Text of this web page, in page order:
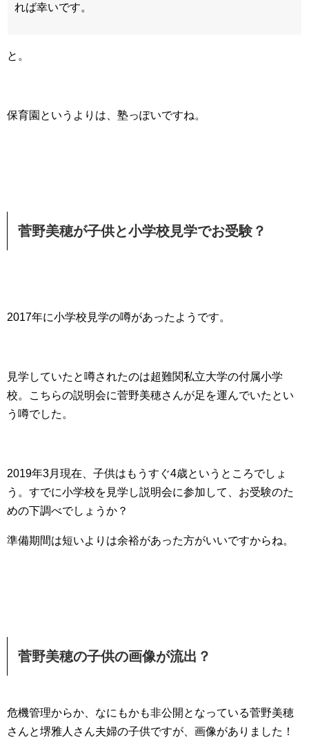
れば幸いです。
と。
保育園というよりは、塾っぽいですね。
菅野美穂が子供と小学校見学でお受験？
2017年に小学校見学の噂があったようです。
見学していたと噂されたのは超難関私立大学の付属小学
校。こちらの説明会に菅野美穂さんが足を運んでいたとい
う噂でした。
2019年3月現在、子供はもうすぐ4歳というところでしょ
う。すでに小学校を見学し説明会に参加して、お受験のた
めの下調べでしょうか？
準備期間は短いよりは余裕があった方がいいですからね。
菅野美穂の子供の画像が流出？
危機管理からか、なにもかも非公開となっている菅野美穂
さんと堺雅人さん夫婦の子供ですが、画像がありました！